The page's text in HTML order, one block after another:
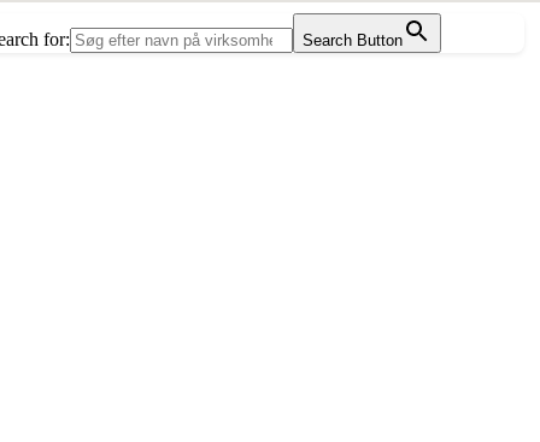
for: Search Button